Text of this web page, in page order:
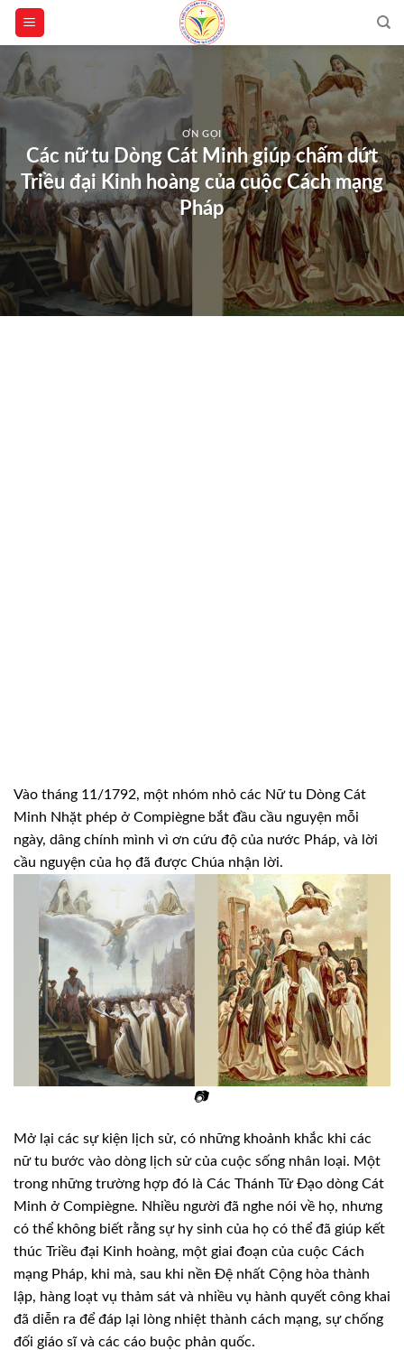
Skip
content
ƠN GỌI
Các nữ tu Dòng Cát Minh giúp chấm dứt
Triều đại Kinh hoàng của cuộc Cách mạng
Pháp
Vào tháng 11/1792, một nhóm nhỏ các Nữ tu Dòng Cát
Minh Nhặt phép ở Compiègne bắt đầu cầu nguyện mỗi
ngày, dâng chính mình vì ơn cứu độ của nước Pháp, và lời
cầu nguyện của họ đã được Chúa nhận lời.
📷
Mở lại các sự kiện lịch sử, có những khoảnh khắc khi các
nữ tu bước vào dòng lịch sử của cuộc sống nhân loại. Một
trong những trường hợp đó là Các Thánh Tử Đạo dòng Cát
Minh ở Compiègne. Nhiều người đã nghe nói về họ, nhưng
có thể không biết rằng sự hy sinh của họ có thể đã giúp kết
thúc Triều đại Kinh hoàng, một giai đoạn của cuộc Cách
mạng Pháp, khi mà, sau khi nền Đệ nhất Cộng hòa thành
lập, hàng loạt vụ thảm sát và nhiều vụ hành quyết công khai
đã diễn ra để đáp lại lòng nhiệt thành cách mạng, sự chống
đối giáo sĩ và các cáo buộc phản quốc.